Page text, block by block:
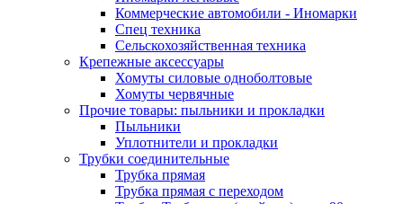
Коммерческие автомобили - Иномарки
Спец техника
Сельскохозяйственная техника
Крепежные аксессуары
Хомуты силовые одноболтовые
Хомуты червячные
Прочие товары: пыльники и прокладки
Пыльники
Уплотнители и прокладки
Трубки соединительные
Трубка прямая
Трубка прямая с переходом